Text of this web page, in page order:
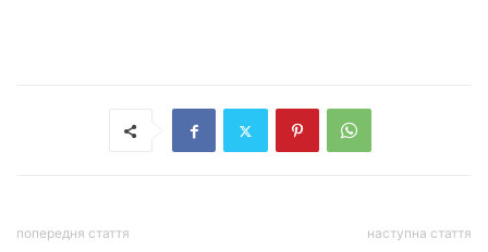
попередня стаття наступна стаття